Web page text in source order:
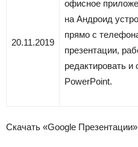
20.11.2019
офисное
на Андроид
прямо с
презентации,
редактировать
PowerPoint.
Скачать «Google Презентации»